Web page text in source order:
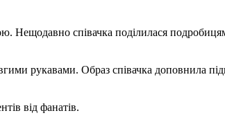
Нещодавно співачка поділилася
рукавами. Образ співачка доповнила
від фанатів.